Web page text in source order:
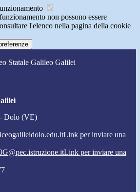
non possono essere
l'elenco nella pagina della cookie
Statale Galileo Galilei
Dolo (VE)
Link per inviare una
Link per inviare una